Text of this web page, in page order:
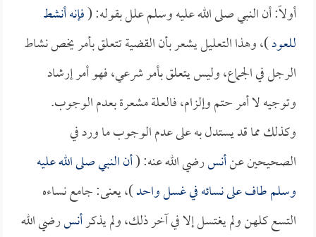
أولاً: أن النبي صلى الله عليه وسلم علل بقوله: (فإنه أنشط
للعود)، وهذا التعليل يشعر بأن القضية تتعلق بأمر يخص نشاط
الرجل في الجماع، وليس يتعلق بأمر شرعي، فهو أمر إرشاد
وتوجيه لا أمر حتم وإلزام، فالعلة مشعرة بعدم الوجوب.
وكذلك مما قد يستدل به على عدم الوجوب ما ورد في
الصحيحين عنأنسرضي الله عنه: (أن النبي صلى الله عليه
وسلم طاف على نسائه في غسل واحد)، يعنى: جامع نساءه
التسع كلهن ولم يغتسل إلا في آخر ذلك، ولم يذكرأنسرضي الله